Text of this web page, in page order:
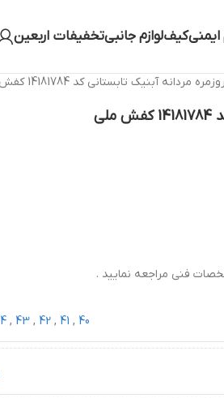
ایمنیکیفلوازم جانبیتخفیفات اربعین
مردانه آبنیک تابستانی کد 14181784 کفش ملی
فنی مراجعه نمایید .
40
,
41
,
42
,
43
,